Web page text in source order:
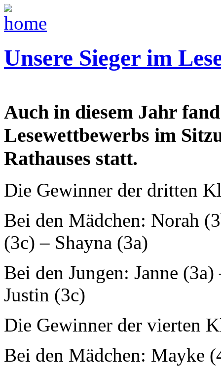
Unsere Sieger im
Auch in diesem Jahr
Lesewettbewerbs im
Rathauses statt.
Die Gewinner der dritten
Bei den Mädchen: Norah
(3c) – Shayna (3a)
Bei den Jungen: Janne
Justin (3c)
Die Gewinner der vierten
Bei den Mädchen: Mayke